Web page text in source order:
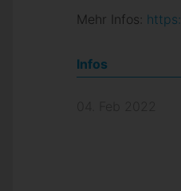
Mehr Infos:
Infos